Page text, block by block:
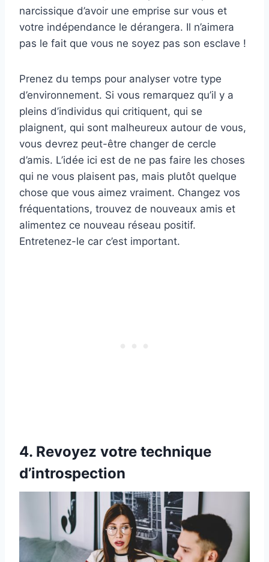
narcissique d’avoir une emprise sur vous et
votre indépendance le dérangera. Il n’aimera
pas le fait que vous ne soyez pas son esclave !
Prenez du temps pour analyser votre type
d’environnement. Si vous remarquez qu’il y a
pleins d’individus qui critiquent, qui se
plaignent, qui sont malheureux autour de vous,
vous devrez peut-être changer de cercle
d’amis. L’idée ici est de ne pas faire les choses
qui ne vous plaisent pas, mais plutôt quelque
chose que vous aimez vraiment. Changez vos
fréquentations, trouvez de nouveaux amis et
alimentez ce nouveau réseau positif.
Entretenez-le car c’est important.
4. Revoyez votre technique
d’introspection